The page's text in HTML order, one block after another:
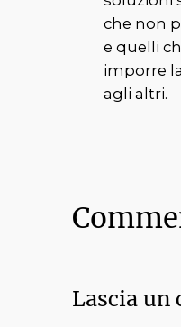
che non
e quelli
imporre
agli altri.
Lascia un